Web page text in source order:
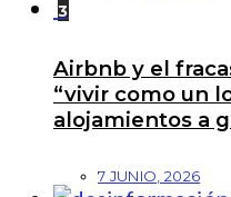
3
Airbnb y el
“vivir como un
alojamientos a
7 JUNIO, 2026